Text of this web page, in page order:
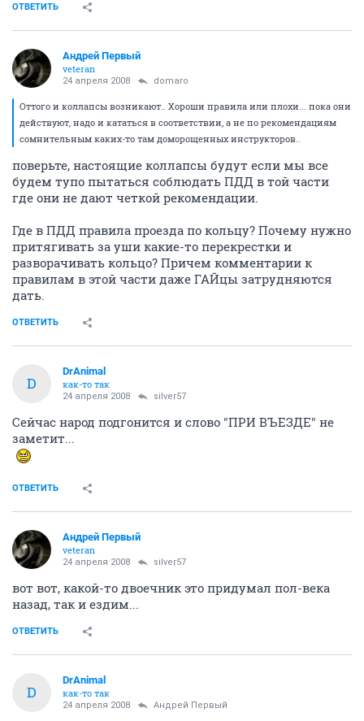
ОТВЕТИТЬ
Андрей Первый
veteran
24 апреля 2008 domaro
Оттого и коллапсы возникают.. Хороши правила или плохи... пока они
действуют, надо и кататься в соответствии, а не по рекомендациям
сомнительным каких-то там доморощенных инструкторов..
поверьте, настоящие коллапсы будут если мы все
будем тупо пытаться соблюдать ПДД в той части
где они не дают четкой рекомендации.
Где в ПДД правила проезда по кольцу? Почему нужно
притягивать за уши какие-то перекрестки и
разворачивать кольцо? Причем комментарии к
правилам в этой части даже ГАЙцы затрудняются
дать.
ОТВЕТИТЬ
D
DrAnimal
как-то так
24 апреля 2008 silver57
Сейчас народ подгонится и слово "ПРИ ВЪЕЗДЕ" не
заметит...
ОТВЕТИТЬ
Андрей Первый
veteran
24 апреля 2008 silver57
вот вот, какой-то двоечник это придумал пол-века
назад, так и ездим...
ОТВЕТИТЬ
D
DrAnimal
как-то так
24 апреля 2008 Андрей Первый